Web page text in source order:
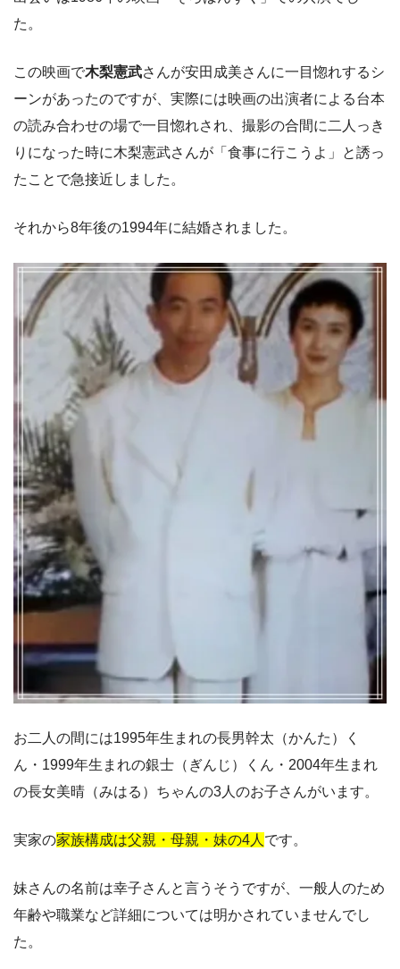
た。
この映画で木梨憲武さんが安田成美さんに一目惚れするシ
ーンがあったのですが、実際には映画の出演者による台本
の読み合わせの場で一目惚れされ、撮影の合間に二人っき
りになった時に木梨憲武さんが「食事に行こうよ」と誘っ
たことで急接近しました。
それから8年後の1994年に結婚されました。
お二人の間には1995年生まれの長男幹太（かんた）く
ん・1999年生まれの銀士（ぎんじ）くん・2004年生まれ
の長女美晴（みはる）ちゃんの3人のお子さんがいます。
実家の家族構成は父親・母親・妹の4人 です。
妹さんの名前は幸子さんと言うそうですが、一般人のため
年齢や職業など詳細については明かされていませんでし
た。